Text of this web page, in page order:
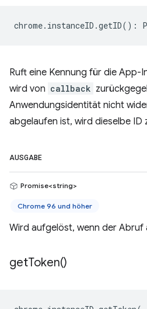
chrome. instanceID .getID() :
Ruft eine Kennung für die App-
wird von callback
Anwendungsidentität nicht
abgelaufen ist, wird dieselbe ID
AUSGABE
Promise<string>
Chrome 96 und höher
Wird aufgelöst, wenn der Abruf
getToken()